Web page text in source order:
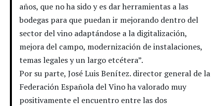
años, que no ha sido y es dar herramientas a las
bodegas para que puedan ir mejorando dentro del
sector del vino adaptándose a la digitalización,
mejora del campo, modernización de instalaciones,
temas legales y un largo etcétera”.
Por su parte, José Luis Benítez. director general de la
Federación Española del Vino ha valorado muy
positivamente el encuentro entre las dos